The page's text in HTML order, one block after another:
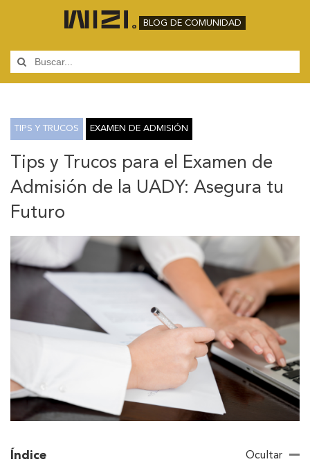
BLOG DE COMUNIDAD
TIPS Y TRUCOS EXAMEN DE ADMISIÓN
Tips y Trucos para el Examen de
Admisión de la UADY: Asegura tu
Futuro
Índice Ocultar